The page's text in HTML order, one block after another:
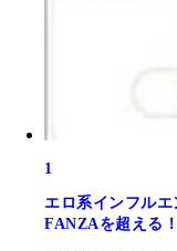
1
エロ系インフル
FANZAを超える！